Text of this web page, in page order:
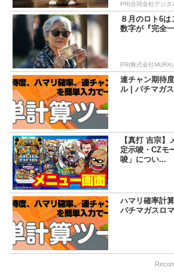
PR(合同会社デジ
８月のロト6
数字が『完全
PR(株式会社MURA)
連チャン期待
ル | パチマガ
【真打 吉宗
定示唆・CZモ
唆」につい...
ハマリ確率計
パチマガスロ